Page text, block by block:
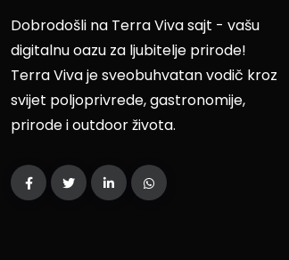
Dobrodošli na Terra Viva sajt - vašu
digitalnu oazu za ljubitelje prirode!
Terra Viva je sveobuhvatan vodič kroz
svijet poljoprivrede, gastronomije,
prirode i outdoor života.